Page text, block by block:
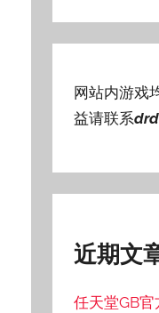
网站内游戏
益请联系
近期文
任天堂GB